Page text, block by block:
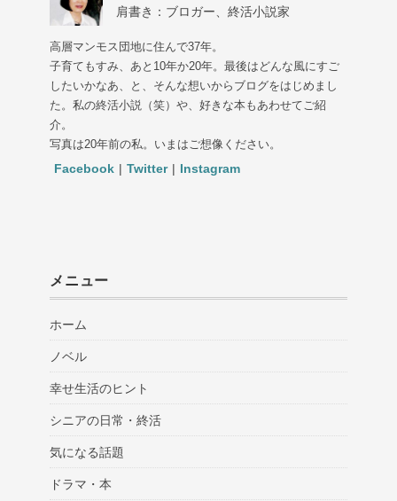
肩書き：ブロガー、終活小説家
高層マンモス団地に住んで37年。
子育てもすみ、あと10年か20年。最後はどんな風にすご
したいかなあ、と、そんな想いからブログをはじめまし
た。私の終活小説（笑）や、好きな本もあわせてご紹
介。
写真は20年前の私。いまはご想像ください。
Facebook | Twitter | Instagram
メニュー
ホーム
ノベル
幸せ生活のヒント
シニアの日常・終活
気になる話題
ドラマ・本